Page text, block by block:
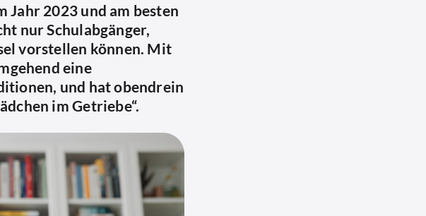
2023 und am besten
nur Schulabgänger,
vorstellen können. Mit
eine
und hat obendrein
im Getriebe“.